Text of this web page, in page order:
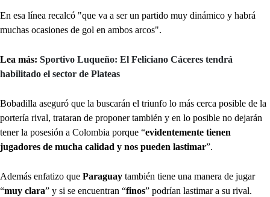
En esa línea recalcó "que va a ser un partido muy dinámico y habrá
muchas ocasiones de gol en ambos arcos".
Lea más: Sportivo Luqueño: El Feliciano Cáceres tendrá
habilitado el sector de Plateas
Bobadilla aseguró que la buscarán el triunfo lo más cerca posible de la
portería rival, trataran de proponer también y en lo posible no dejarán
tener la posesión a Colombia porque “evidentemente tienen
jugadores de mucha calidad y nos pueden lastimar”.
Además enfatizo que Paraguay también tiene una manera de jugar
“muy clara” y si se encuentran “finos” podrían lastimar a su rival.